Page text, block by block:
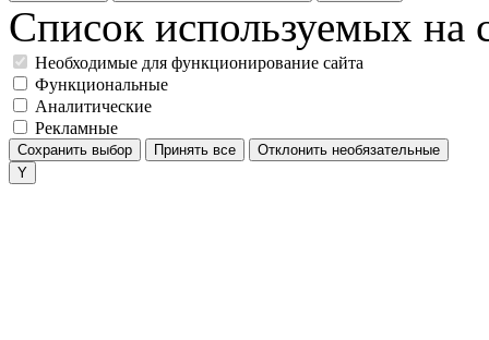
Список используемых на
Необходимые для функционирование сайта
Функциональные
Аналитические
Рекламные
Сохранить выбор Принять все Отклонить необязательные